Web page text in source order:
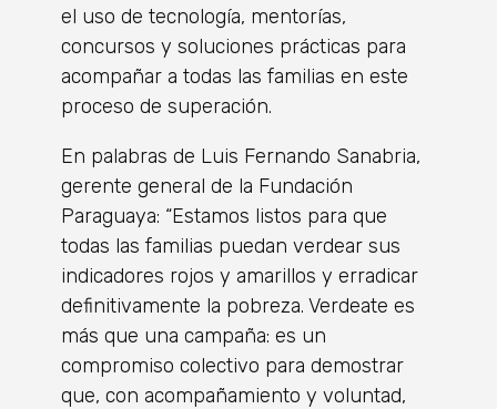
el uso de tecnología, mentorías,
concursos y soluciones prácticas para
acompañar a todas las familias en este
proceso de superación.
En palabras de Luis Fernando Sanabria,
gerente general de la Fundación
Paraguaya: “Estamos listos para que
todas las familias puedan verdear sus
indicadores rojos y amarillos y erradicar
definitivamente la pobreza. Verdeate es
más que una campaña: es un
compromiso colectivo para demostrar
que, con acompañamiento y voluntad,